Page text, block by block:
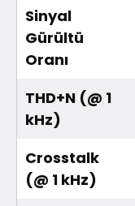
Sinyal
Gürültü
Oranı
THD+N (@ 1
kHz)
Crosstalk
(@ 1 kHz)